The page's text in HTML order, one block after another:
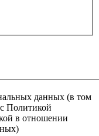
данных (в том
Политикой
в отношении